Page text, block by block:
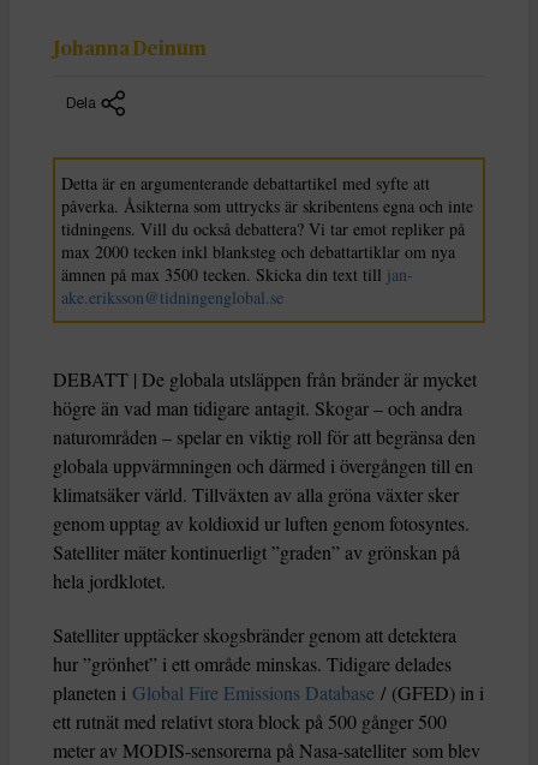
Johanna Deinum
Dela
Detta är en argumenterande debattartikel med syfte att
påverka. Åsikterna som uttrycks är skribentens egna och inte
tidningens. Vill du också debattera? Vi tar emot repliker på
max 2000 tecken inkl blanksteg och debattartiklar om nya
ämnen på max 3500 tecken. Skicka din text till jan-
ake.eriksson@tidningenglobal.se
DEBATT | De globala utsläppen från bränder är mycket
högre än vad man tidigare antagit. Skogar – och andra
naturområden – spelar en viktig roll för att begränsa den
globala uppvärmningen och därmed i övergången till en
klimatsäker värld. Tillväxten av alla gröna växter sker
genom upptag av koldioxid ur luften genom fotosyntes.
Satelliter mäter kontinuerligt ”graden” av grönskan på
hela jordklotet.
Satelliter upptäcker skogsbränder genom att detektera
hur ”grönhet” i ett område minskas. Tidigare delades
planeten i Global Fire Emissions Database / (GFED) in i
ett rutnät med relativt stora block på 500 gånger 500
meter av MODIS-sensorerna på Nasa-satelliter som blev